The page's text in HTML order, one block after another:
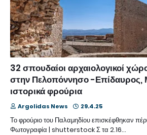
32 σπουδαίοι αρχαιολογικοί
στην Πελοπόννησο -Επίδαυρος,
ιστορικά φρούρια
Argolidas News 29.4.25
Το φρούριο του Παλαμηδίου επισκέφθηκαν
Φωτογραφία | shutterstock Σ τα 2.16…